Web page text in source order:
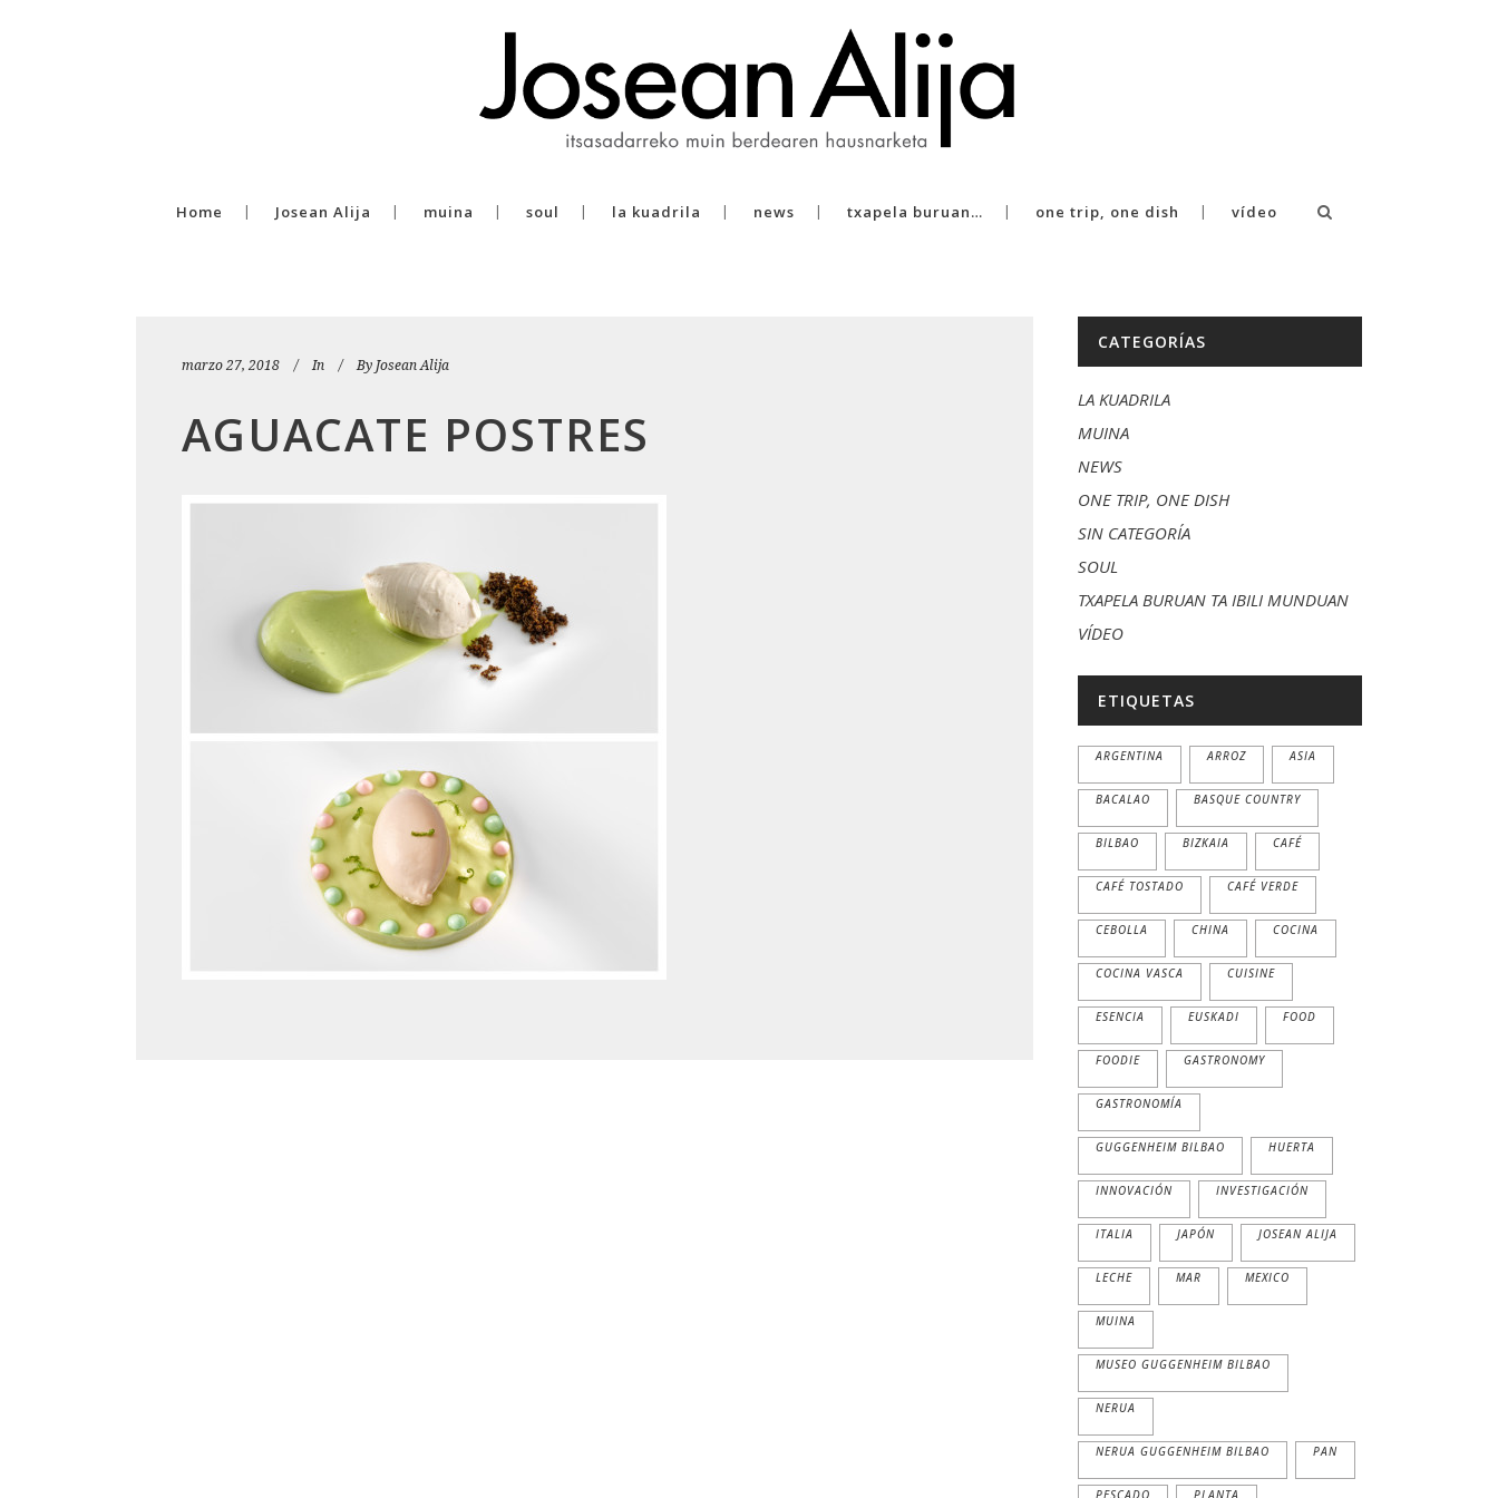
Home Josean Alija muina soul la kuadrila news txapela buruan… one trip, one dish vídeo
marzo 27, 2018 In By Josean Alija
AGUACATE POSTRES
CATEGORÍAS
LA KUADRILA
MUINA
NEWS
ONE TRIP, ONE DISH
SIN CATEGORÍA
SOUL
TXAPELA BURUAN TA IBILI MUNDUAN
VÍDEO
ETIQUETAS
ARGENTINA ARROZ ASIA
BACALAO BASQUE COUNTRY
BILBAO BIZKAIA CAFÉ
CAFÉ TOSTADO CAFÉ VERDE
CEBOLLA CHINA COCINA
COCINA VASCA CUISINE
ESENCIA EUSKADI FOOD
FOODIE GASTRONOMY
GASTRONOMÍA
GUGGENHEIM BILBAO HUERTA
INNOVACIÓN INVESTIGACIÓN
ITALIA JAPÓN JOSEAN ALIJA
LECHE MAR MEXICO
MUINA
MUSEO GUGGENHEIM BILBAO
NERUA
NERUA GUGGENHEIM BILBAO PAN
PESCADO PLANTA